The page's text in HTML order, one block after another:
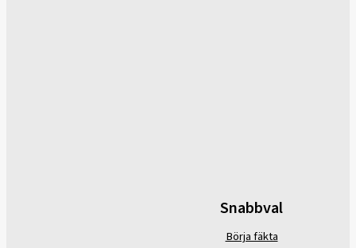
Snabbval
Börja fäkta